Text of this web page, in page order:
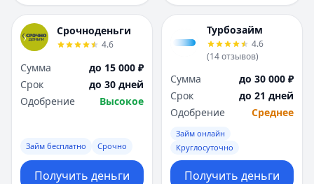
Срочноденьги
4.6
Сумма
до 15 000 ₽
Срок
до 30 дней
Одобрение
Высокое
Займ бесплатно Срочно
Получить деньги
Турбозайм
4.6
(14отзывов)
Сумма
до 30 000 ₽
Срок
до 21 дней
Одобрение
Среднее
Займ онлайн
Круглосуточно
Получить деньги